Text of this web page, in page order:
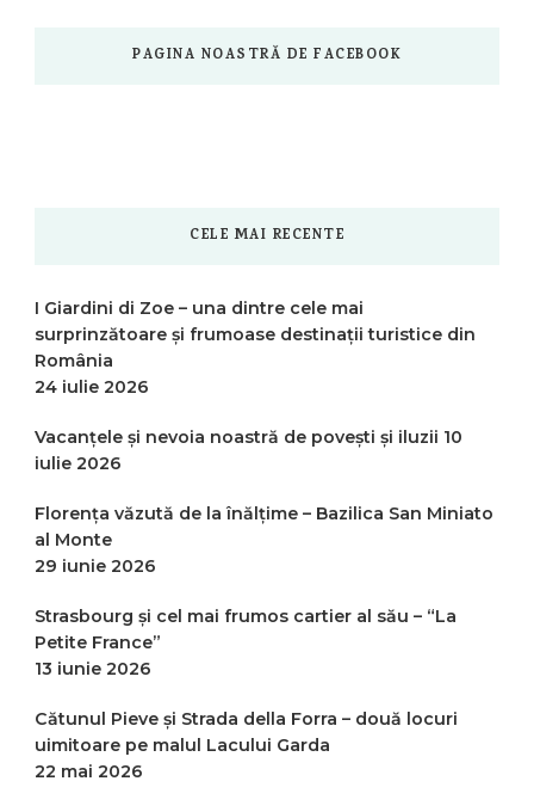
PAGINA NOASTRĂ DE FACEBOOK
CELE MAI RECENTE
I Giardini di Zoe – una dintre cele mai
surprinzătoare și frumoase destinații turistice din
România
24 iulie 2026
Vacanțele și nevoia noastră de povești și iluzii 10
iulie 2026
Florența văzută de la înălțime – Bazilica San Miniato
al Monte
29 iunie 2026
Strasbourg și cel mai frumos cartier al său – “La
Petite France”
13 iunie 2026
Cătunul Pieve și Strada della Forra – două locuri
uimitoare pe malul Lacului Garda
22 mai 2026